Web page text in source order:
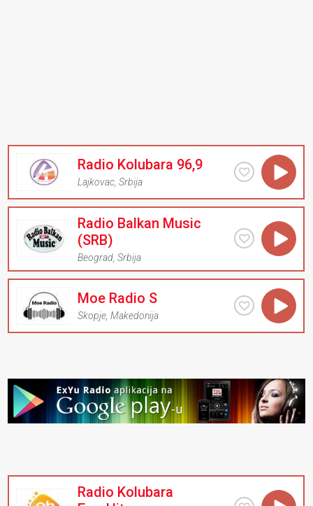
Radio Kolubara 96,9
Lajkovac ,Srbija
Radio Balkan Music
(SRB)
Beograd ,Srbija
Moe Radio S
Skopje ,Makedonija
Radio Kolubara